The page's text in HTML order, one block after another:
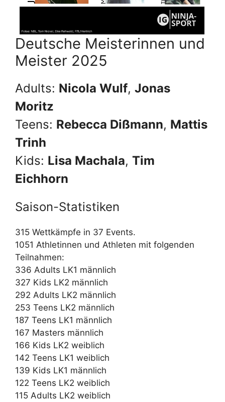
Deutsche Meisterinnen und
Meister 2025
Adults: Nicola Wulf, Jonas
Moritz
Teens: Rebecca Dißmann, Mattis
Trinh
Kids: Lisa Machala, Tim
Eichhorn
Saison-Statistiken
315 Wettkämpfe in 37 Events.
1051 Athletinnen und Athleten mit folgenden
Teilnahmen:
336 Adults LK1 männlich
327 Kids LK2 männlich
292 Adults LK2 männlich
253 Teens LK2 männlich
187 Teens LK1 männlich
167 Masters männlich
166 Kids LK2 weiblich
142 Teens LK1 weiblich
139 Kids LK1 männlich
122 Teens LK2 weiblich
115 Adults LK2 weiblich